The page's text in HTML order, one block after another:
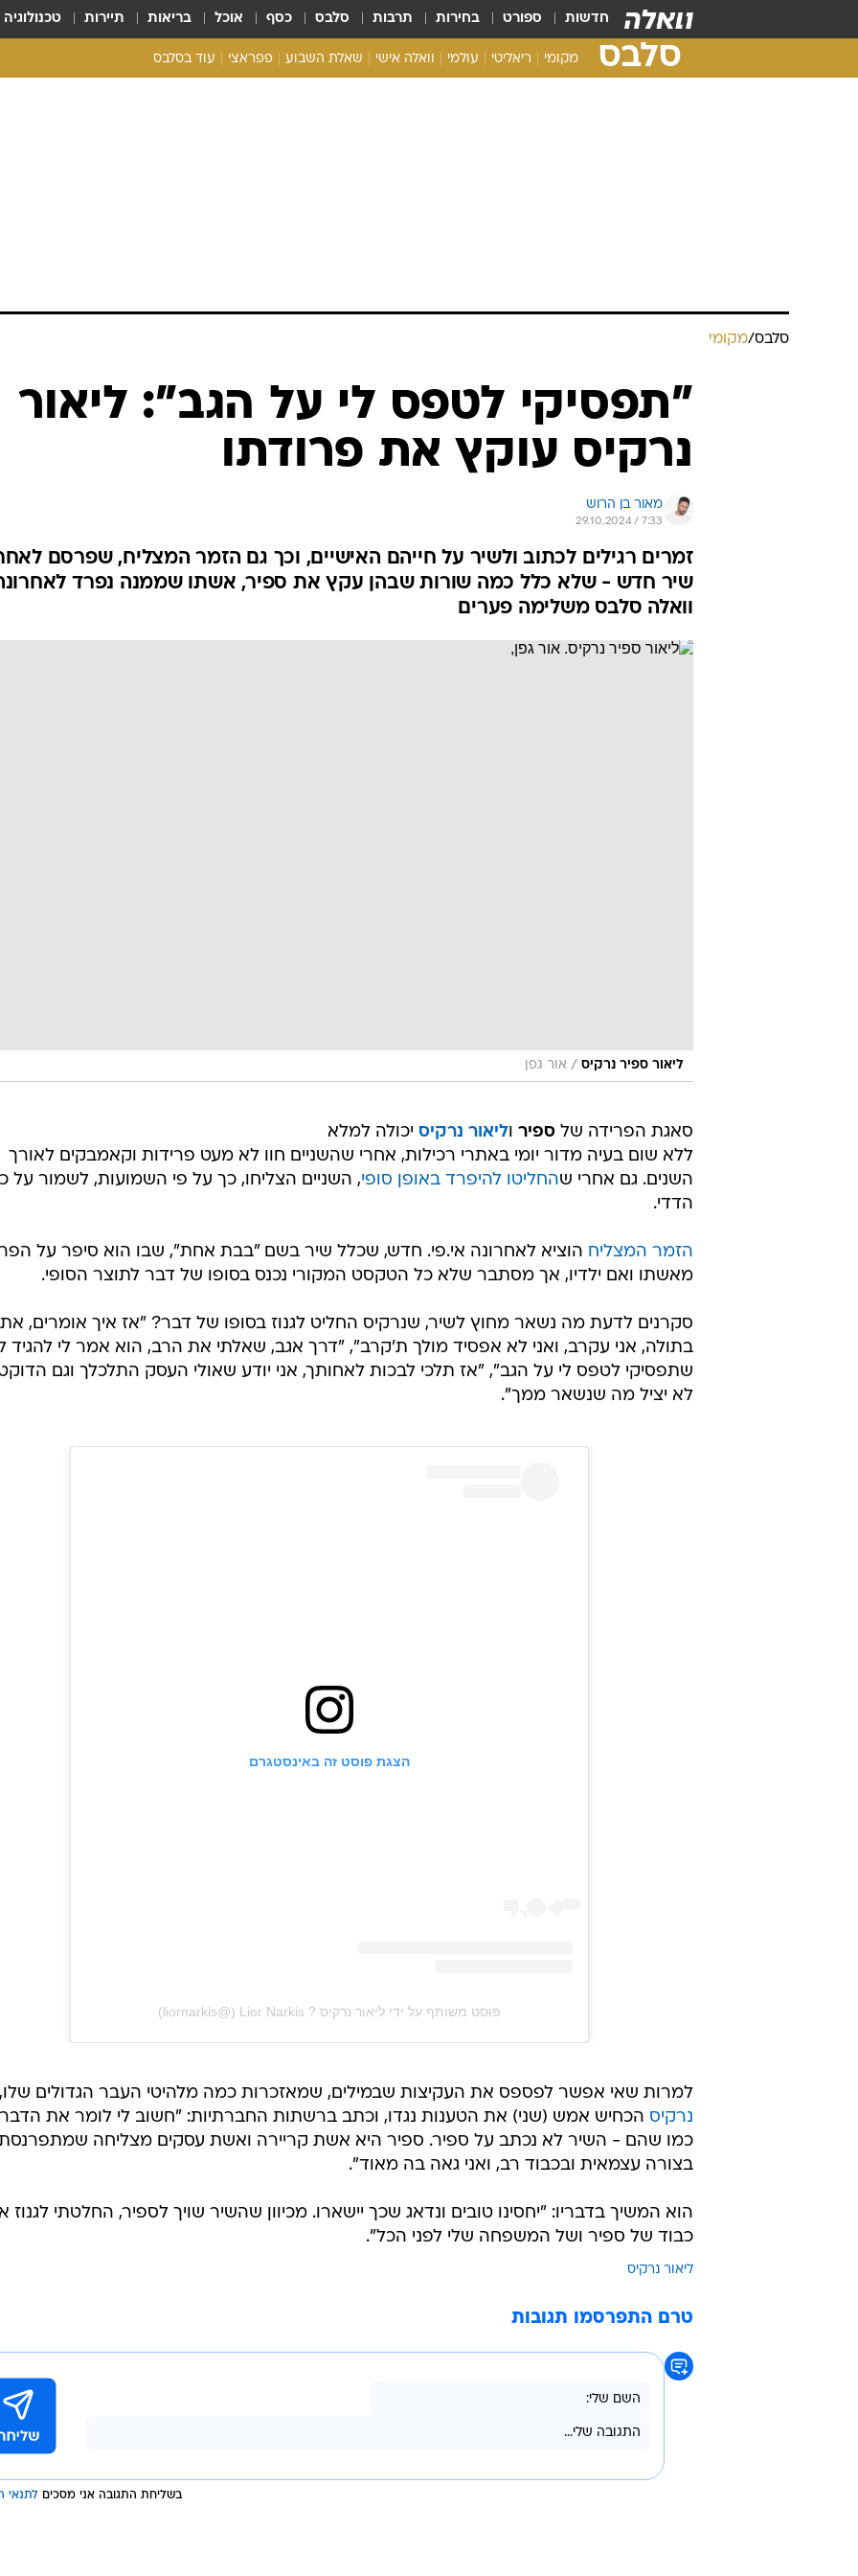
חדשות ספורט בחירות תרבות סלבס כסף אוכל בריאות תיירות טכנולוגיה
סלבס מקומי ריאליטי עולמי וואלה אישי שאלת השבוע פפראצי עוד בסלבס
סלבס/מקומי
"תפסיקי לטפס לי על הגב": ליאור
נרקיס עוקץ את פרודתו
מאור בן הרוש
29.10.2024 / 7:33
זמרים רגילים לכתוב ולשיר על חייהם האישיים, וכך גם הזמר המצליח, שפרסם
שיר חדש - שלא כלל כמה שורות שבהן עקץ את ספיר, אשתו שממנה נפרד
וואלה סלבס משלימה פערים
ליאור ספיר נרקיס / אור גפן
סאגת הפרידה של ספיר וליאור נרקיס יכולה למלא
ללא שום בעיה מדור יומי באתרי רכילות, אחרי שהשניים חוו לא מעט פרידות וקאמבקים לאורך
השנים. גם אחרי שהחליטו להיפרד באופן סופי, השניים הצליחו, כך על פי השמועות, לשמור על
הדדי.
הזמר המצליח הוציא לאחרונה אי.פי. חדש, שכלל שיר בשם "בבת אחת", שבו הוא סיפר על
מאשתו ואם ילדיו, אך מסתבר שלא כל הטקסט המקורי נכנס בסופו של דבר לתוצר הסופי.
סקרנים לדעת מה נשאר מחוץ לשיר, שנרקיס החליט לגנוז בסופו של דבר? "אז איך אומרים, את
בתולה, אני עקרב, ואני לא אפסיד מולך ת'קרב", "דרך אגב, שאלתי את הרב, הוא אמר לי להגיד
שתפסיקי לטפס לי על הגב", "אז תלכי לבכות לאחותך, אני יודע שאולי העסק התלכלך וגם
לא יציל מה שנשאר ממך".
הצגת פוסט זה באינסטגרם
פוסט משותף על ידי ‏‎ליאור נרקיס Lior Narkis ?️‎‏ (@‏‎liornarkis‎‏)
למרות שאי אפשר לפספס את העקיצות שבמילים, שמאזכרות כמה מלהיטי העבר הגדולים שלו,
נרקיס הכחיש אמש (שני) את הטענות נגדו, וכתב ברשתות החברתיות: "חשוב לי לומר את
כמו שהם - השיר לא נכתב על ספיר. ספיר היא אשת קריירה ואשת עסקים מצליחה
בצורה עצמאית ובכבוד רב, ואני גאה בה מאוד".
הוא המשיך בדבריו: "יחסינו טובים ונדאג שכך יישארו. מכיוון שהשיר שויך לספיר, החלטתי לגנוז
כבוד של ספיר ושל המשפחה שלי לפני הכל".
ליאור נרקיס
טרם התפרסמו תגובות
בשליחת התגובה אני מסכים לתנאי